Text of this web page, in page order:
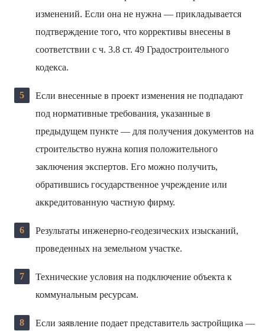
изменений. Если она не нужна — прикладывается
подтверждение того, что коррективы внесены в
соответствии с ч. 3.8 ст. 49 Градостроительного
кодекса.
Если внесенные в проект изменения не подпадают
под нормативные требования, указанные в
предыдущем пункте — для получения документов на
строительство нужна копия положительного
заключения экспертов. Его можно получить,
обратившись государственное учреждение или
аккредитованную частную фирму.
Результаты инженерно-геодезических изысканий,
проведенных на земельном участке.
Технические условия на подключение объекта к
коммунальным ресурсам.
Если заявление подает представитель застройщика —